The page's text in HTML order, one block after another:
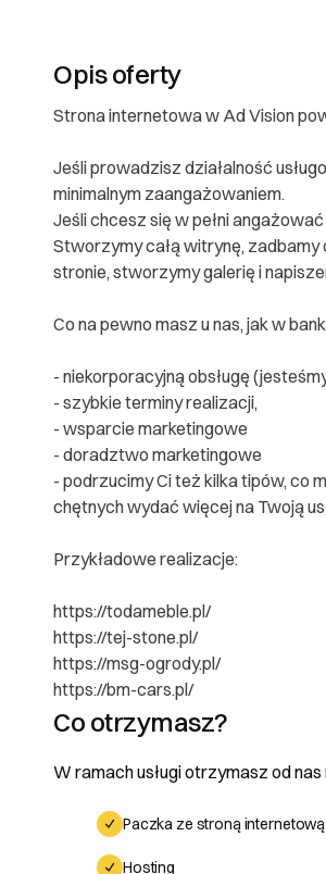
Poznaj
Opis oferty
Strona internetowa w Ad Vision
Jeśli prowadzisz działalność
minimalnym zaangażowaniem.
Jeśli chcesz się w pełni
Stworzymy całą witrynę, zadbamy
stronie, stworzymy galerię i
Co na pewno masz u nas, jak w
- niekorporacyjną obsługę
- szybkie terminy realizacji,
- wsparcie marketingowe
- doradztwo marketingowe
- podrzucimy Ci też kilka tipów, co
chętnych wydać więcej na Twoją
Przykładowe realizacje:
https://todameble.pl/
https://tej-stone.pl/
https://msg-ogrody.pl/
https://bm-cars.pl/
Co otrzymasz?
W ramach usługi otrzymasz od
Paczka ze stroną
Hosting